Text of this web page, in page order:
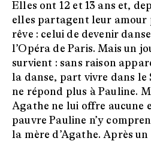
Elles ont 12 et 13 ans et,
elles partagent leur amour
rêve : celui de devenir
l’Opéra de Paris. Mais un
survient : sans raison
la danse, part vivre dans le
ne répond plus à Pauline.
Agathe ne lui offre aucune
pauvre Pauline n’y
la mère d’Agathe. Après